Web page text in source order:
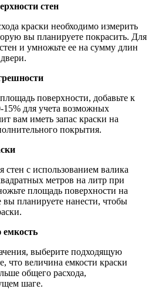
стен
краски необходимо измерить
вы планируете покрасить. Для
и умножьте ее на сумму длин
поверхности, добавьте к
для учета возможных
вам иметь запас краски на
покрытия.
стен с использованием валика
метров на литр при
площадь поверхности на
вы планируете нанести, чтобы
выберите подходящую
что величина емкости краски
общего расхода,
шаге.